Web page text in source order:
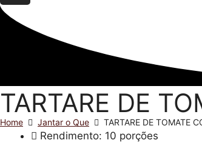
TARTARE DE
Home Jantar o Que TARTARE DE TOMATE
Rendimento: 10 porções